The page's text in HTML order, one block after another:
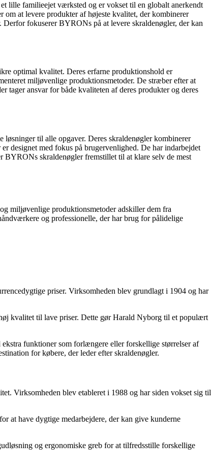
lille familieejet værksted og er vokset til en globalt anerkendt
at levere produkter af højeste kvalitet, der kombinerer
fokuserer BYRONs på at levere skraldenøgler, der kan
optimal kvalitet. Deres erfarne produktionshold er
miljøvenlige produktionsmetoder. De stræber efter at
tager ansvar for både kvaliteten af deres produkter og deres
til alle opgaver. Deres skraldenøgler kombinerer
designet med fokus på brugervenlighed. De har indarbejdet
BYRONs skraldenøgler fremstillet til at klare selv de mest
miljøvenlige produktionsmetoder adskiller dem fra
og professionelle, der har brug for pålidelige
priser. Virksomheden blev grundlagt i 1904 og har
kvalitet til lave priser. Dette gør Harald Nyborg til et populært
funktioner som forlængere eller forskellige størrelser af
for købere, der leder efter skraldenøgler.
Virksomheden blev etableret i 1988 og har siden vokset sig til
at have dygtige medarbejdere, der kan give kunderne
og ergonomiske greb for at tilfredsstille forskellige